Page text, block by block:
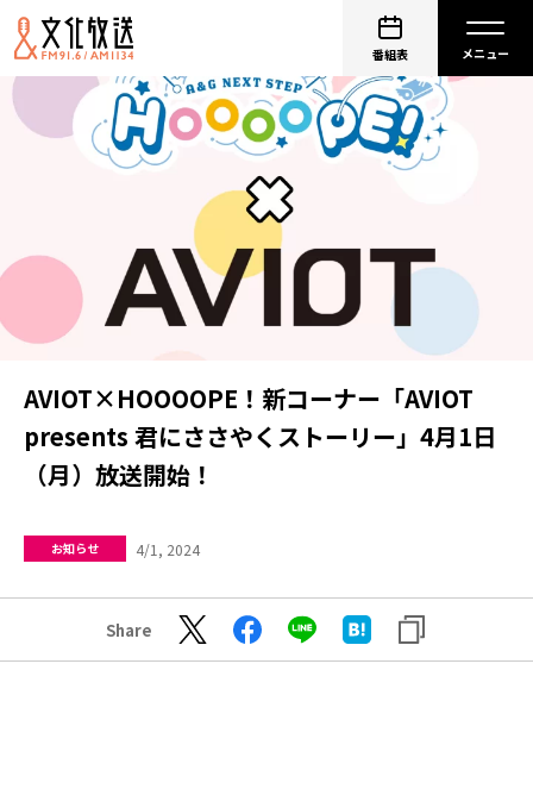
番組表
AVIOT×HOOOOPE！新コーナー「AVIOT
presents 君にささやくストーリー」4月1日
（月）放送開始！
お知らせ 4/1, 2024
Share